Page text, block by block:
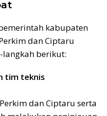
kabupaten
dan Ciptaru
langkah berikut:
tim teknis
dan Ciptaru serta